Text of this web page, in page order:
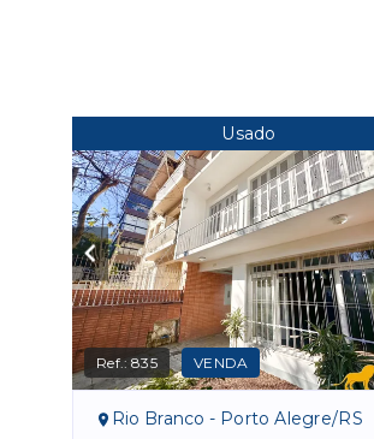
Usado
Ref.:835 VENDA
Rio Branco - Porto Alegre/RS